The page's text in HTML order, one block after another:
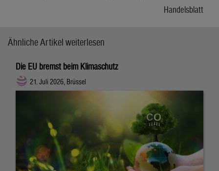
Handelsblatt
Ähnliche Artikel weiterlesen
Die EU bremst beim Klimaschutz
21. Juli 2026, Brüssel